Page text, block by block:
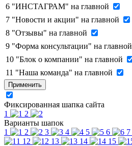
6 "ИНСТАГРАМ" на главной
7 "Новости и акции" на главной
8 "Отзывы" на главной
9 "Форма консультации" на главной
10 "Блок о компании" на главной
11 "Наша команда" на главной
Применить
Фиксированная шапка сайта
1
2
Варианты шапок
1
2 3 4 5 6 7
12
13 14 15